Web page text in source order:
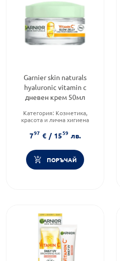
Garnier skin naturals
hyaluronic vitamin c
дневен крем 50мл
Категория: Козметика,
красота и лична хигиена
козметика
Функционалност:
797 € / 1559 лв.
ПОРЪЧАЙ